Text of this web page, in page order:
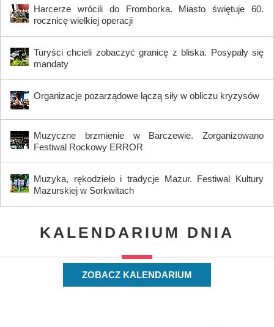
Harcerze wrócili do Fromborka. Miasto świętuje 60.
rocznicę wielkiej operacji
Turyści chcieli zobaczyć granicę z bliska. Posypały się
mandaty
Organizacje pozarządowe łączą siły w obliczu kryzysów
Muzyczne brzmienie w Barczewie. Zorganizowano
Festiwal Rockowy ERROR
Muzyka, rękodzieło i tradycje Mazur. Festiwal Kultury
Mazurskiej w Sorkwitach
KALENDARIUM DNIA
ZOBACZ KALENDARIUM